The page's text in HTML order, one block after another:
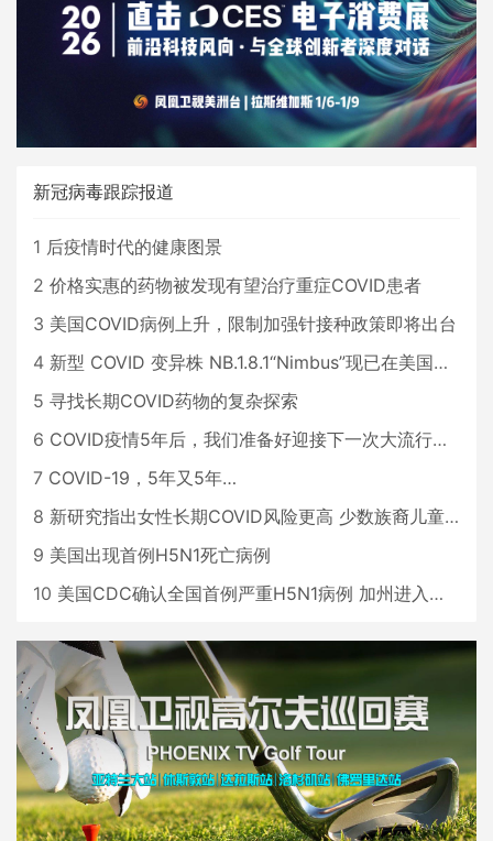
新冠病毒跟踪报道
1 后疫情时代的健康图景
2 价格实惠的药物被发现有望治疗重症COVID患者
3 美国COVID病例上升，限制加强针接种政策即将出台
4 新型 COVID 变异株 NB.1.8.1“Nimbus”现已在美国占据主导地位
5 寻找长期COVID药物的复杂探索
6 COVID疫情5年后，我们准备好迎接下一次大流行了吗？
7 COVID-19，5年又5年…
8 新研究指出女性长期COVID风险更高 少数族裔儿童存在差异
9 美国出现首例H5N1死亡病例
10 美国CDC确认全国首例严重H5N1病例 加州进入紧急状态